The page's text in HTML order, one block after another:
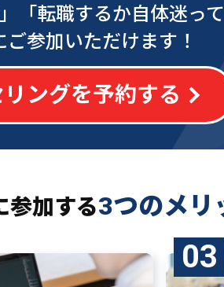
「転職するか自体迷って
参加いただけます！
ングを予約する
参加する3つのメリ
03